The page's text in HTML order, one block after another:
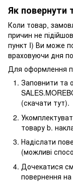
Як повернути
Коли товар,
причин не
пункт I) Ви може
враховуючи дня
Для оформлення
Заповнити та
(скачати тут).
товару b.
Надіслати
(можливі
Дочекатися
повернення